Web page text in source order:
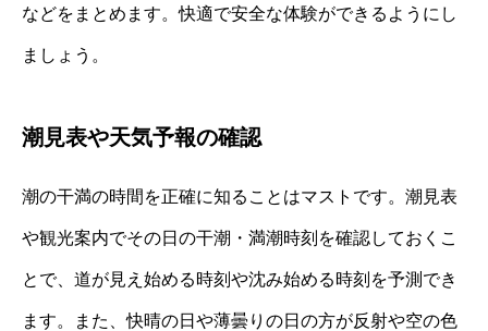
などをまとめます。快適で安全な体験ができるようにし
ましょう。
潮見表や天気予報の確認
潮の干満の時間を正確に知ることはマストです。潮見表
や観光案内でその日の干潮・満潮時刻を確認しておくこ
とで、道が見え始める時刻や沈み始める時刻を予測でき
ます。また、快晴の日や薄曇りの日の方が反射や空の色